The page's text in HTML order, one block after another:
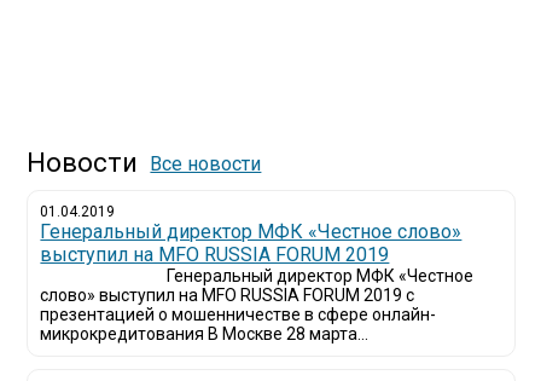
Новости Все новости
01.04.2019
Генеральный директор МФК «Честное слово»
выступил на MFO RUSSIA FORUM 2019
Генеральный директор МФК «Честное
слово» выступил на MFO RUSSIA FORUM 2019 с
презентацией о мошенничестве в сфере онлайн-
микрокредитования В Москве 28 марта...